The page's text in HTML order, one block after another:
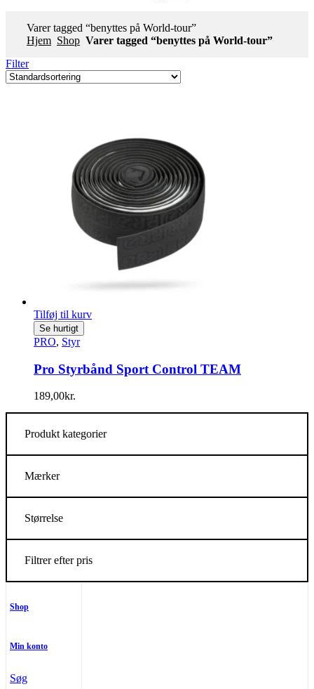
Varer tagged “benyttes på World-tour”
Hjem Shop Varer tagged “benyttes på World-tour”
Filter
Tilføj til kurv
Se hurtigt
PRO, Styr
Pro Styrbånd Sport Control TEAM
189,00kr.
Produkt kategorier
Mærker
Størrelse
Filtrer efter pris
Shop
Min konto
Søg